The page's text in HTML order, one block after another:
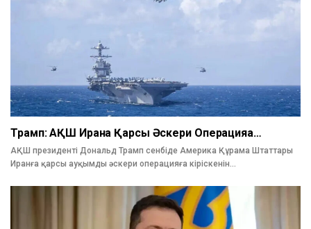
Трамп: АҚШ Иранға Қарсы Әскери Операцияға…
АҚШ президенті Дональд Трамп сенбіде Америка Құрама Штаттары
Иранға қарсы ауқымды әскери операцияға кіріскенін…